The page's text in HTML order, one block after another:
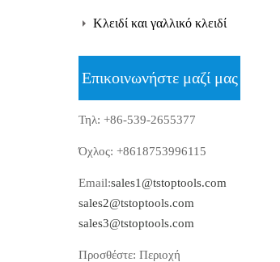
Κλειδί και γαλλικό κλειδί
Επικοινωνήστε μαζί μας
Τηλ: +86-539-2655377
Όχλος: +8618753996115
Email:sales1@tstoptools.com
sales2@tstoptools.com
sales3@tstoptools.com
Προσθέστε: Περιοχή